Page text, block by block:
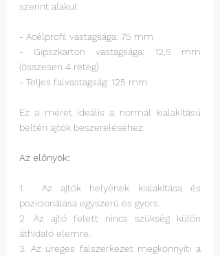
szerint alakul:
- Acélprofil vastagsága: 75 mm
- Gipszkarton vastagsága: 12,5 mm
(összesen 4 réteg)
- Teljes falvastagság: 125 mm
Ez a méret ideális a normál kialakítású
beltéri ajtók beszereléséhez.
Az előnyök:
1.  Az ajtók helyének kialakítása és
pozícionálása egyszerű és gyors.
2. Az ajtó felett nincs szükség külön
áthidaló elemre.
3. Az üreges falszerkezet megkönnyíti a